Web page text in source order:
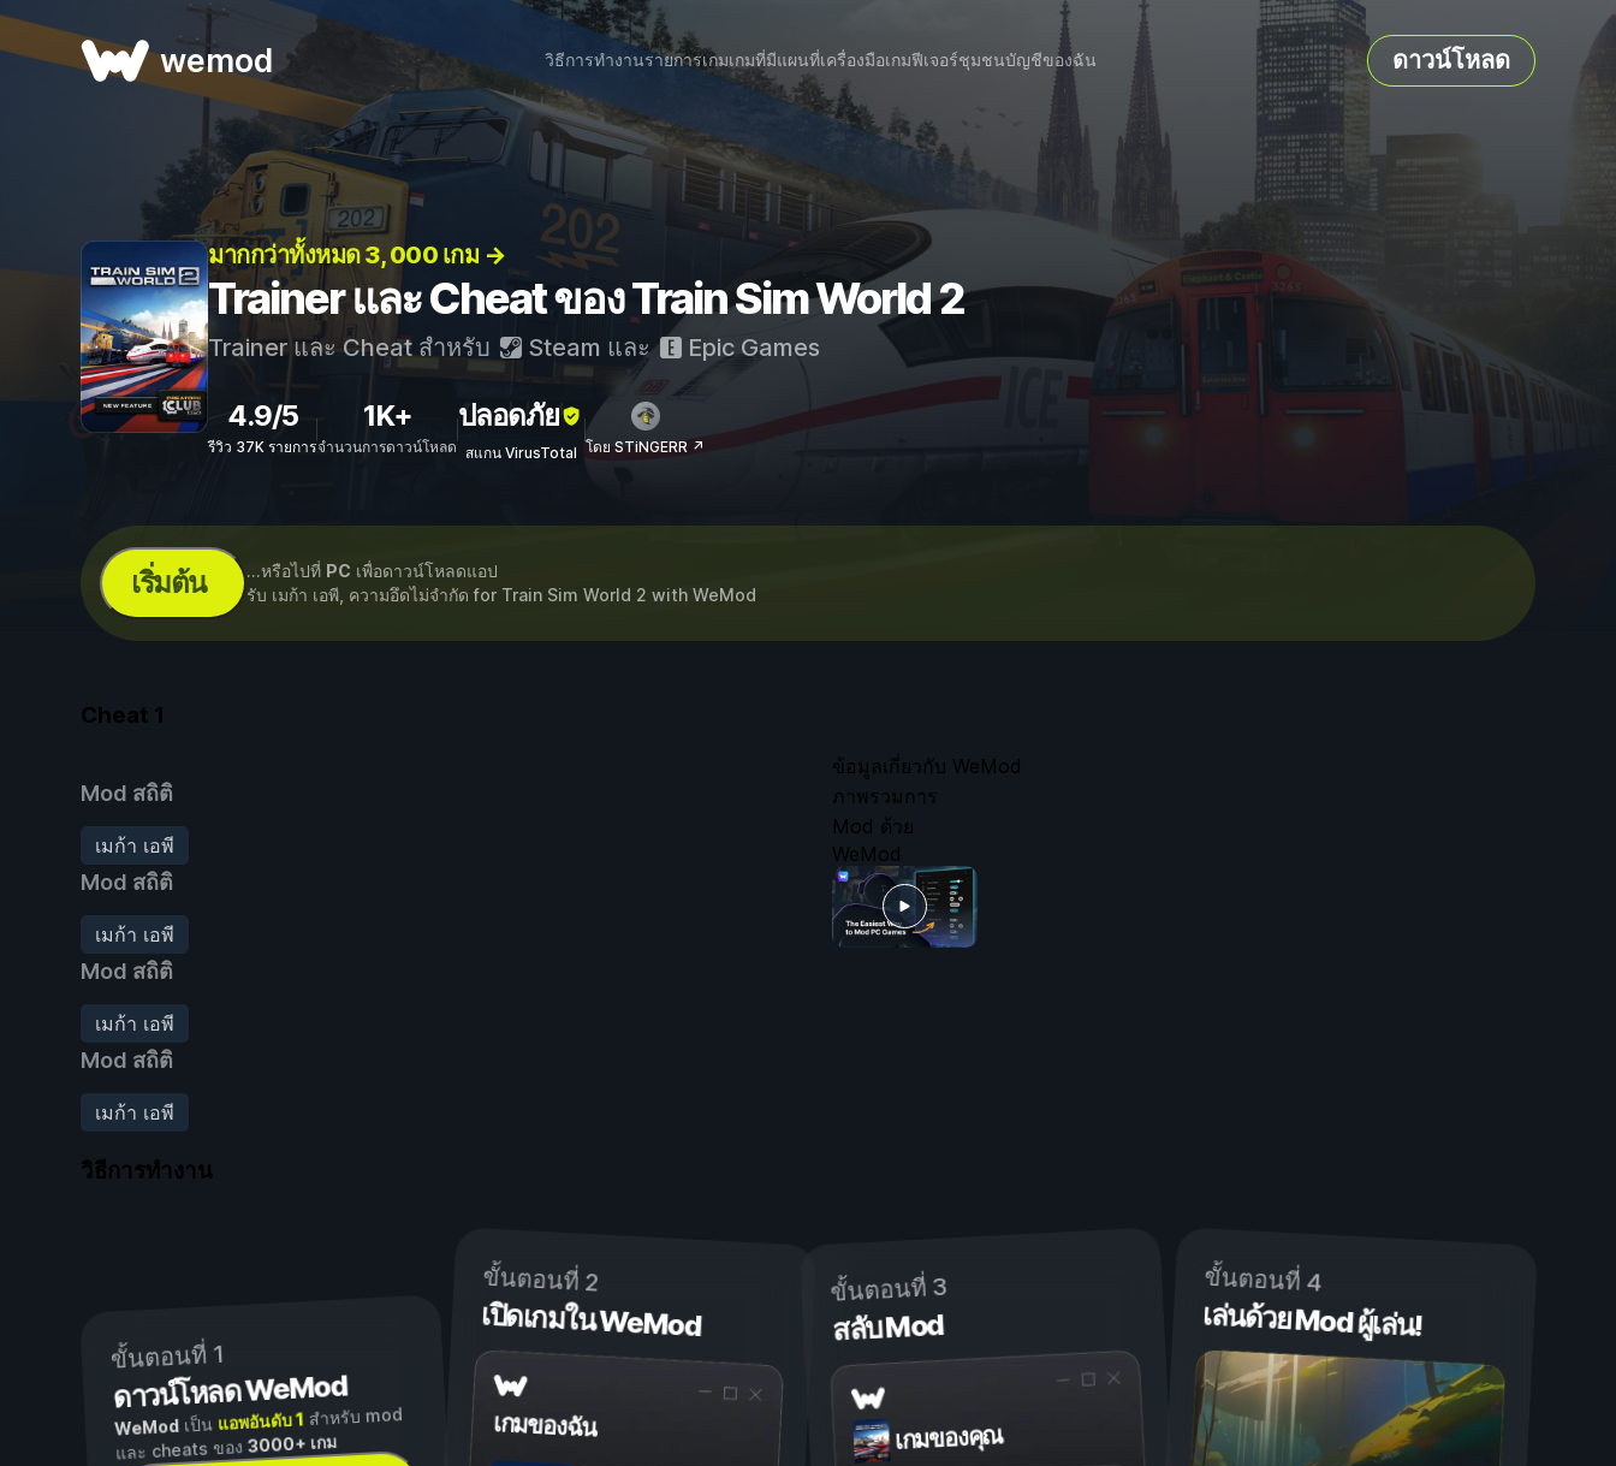
wemod วิธีการทำงานรายการเกมเกมที่มีแผนที่เครื่องมือเกมฟีเจอร์ชุมชนบัญชีของฉัน ดาวน์โหลด
มากกว่าทั้งหมด 3, 000 เกม →
Trainer และ Cheat ของ Train Sim World 2
Trainer และ Cheat สำหรับ Steam และ Epic Games
4.9/5
รีวิว 37K รายการ
1K+
จำนวนการดาวน์โหลด
ปลอดภัย
สแกน VirusTotal โดย STiNGERR ↗
เริ่มต้น ...หรือไปที่ PC เพื่อดาวน์โหลดแอป
รับ เมก้า เอพี, ความอึดไม่จำกัด for Train Sim World 2 with WeMod
Cheat 1
Mod สถิติ
เมก้า เอพี
Mod สถิติ
เมก้า เอพี
Mod สถิติ
เมก้า เอพี
Mod สถิติ
เมก้า เอพี
ข้อมูลเกี่ยวกับ WeMod
ภาพรวมการ
Mod ด้วย
WeMod
วิธีการทำงาน
ขั้นตอนที่ 1
ดาวน์โหลด WeMod
WeModเป็น แอพอันดับ 1 สำหรับ mod
และ cheats ของ3000+ เกม
ขั้นตอนที่ 2
เปิดเกมใน WeMod
เกมของฉัน
ขั้นตอนที่ 3
สลับ Mod
เกมของคุณ
ขั้นตอนที่ 4
เล่นด้วย Mod ผู้เล่น!